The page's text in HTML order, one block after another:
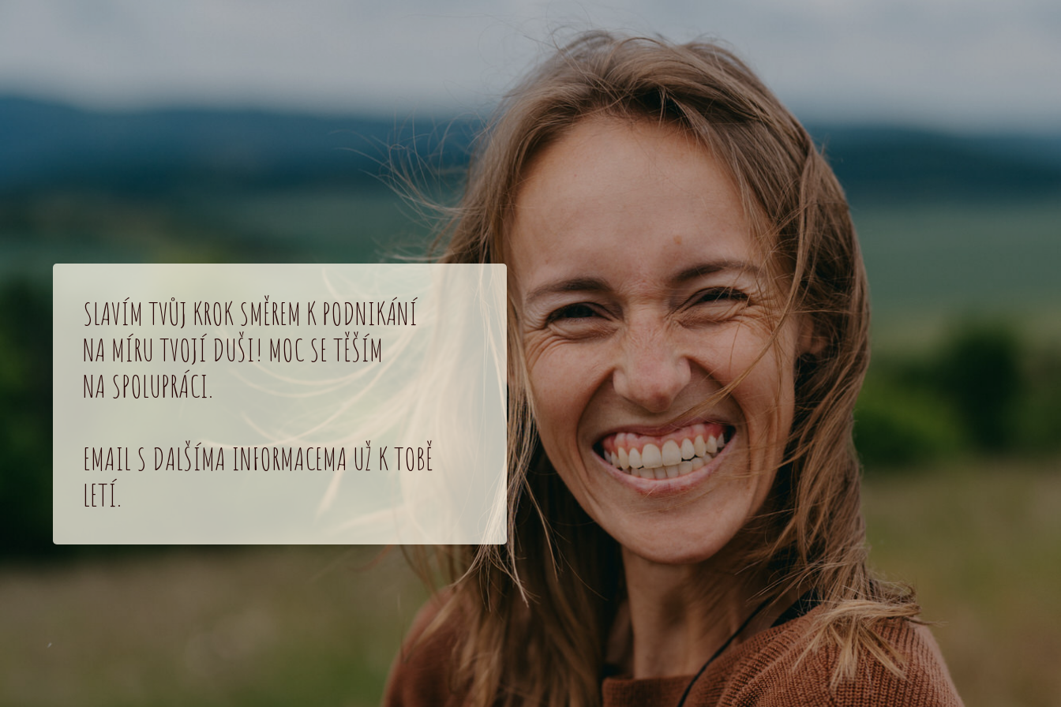
SLAVÍM TVŮJ KROK SMĚREM K PODNIKÁNÍ
NA MÍRU TVOJÍ DUŠI! MOC SE TĚŠÍM
NA SPOLUPRÁCI.
EMAIL S DALŠÍMA INFORMACEMA UŽ K TOBĚ
LETÍ.